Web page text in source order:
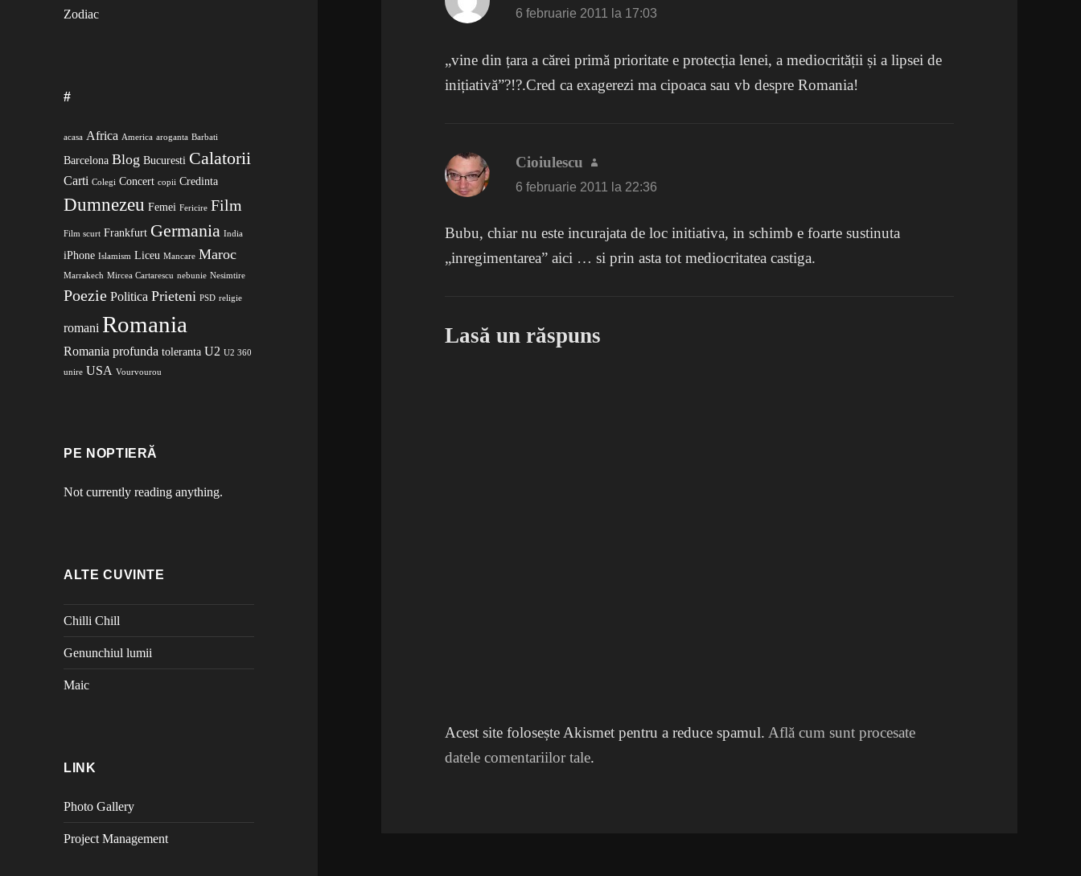
Zodiac
#
acasa Africa America aroganta Barbati
Barcelona Blog Bucuresti Calatorii
Carti Colegi Concert copii Credinta
Dumnezeu Femei Fericire Film
Film scurt Frankfurt Germania India
iPhone Islamism Liceu Mancare Maroc
Marrakech Mircea Cartarescu nebunie Nesimtire
Poezie Politica Prieteni PSD religie
romani Romania
Romania profunda toleranta U2 U2 360
unire USA Vourvourou
PE NOPTIERĂ
Not currently reading anything.
ALTE CUVINTE
Chilli Chill
Genunchiul lumii
Maic
LINK
Photo Gallery
Project Management
6 februarie 2011 la 17:03
„vine din țara a cărei primă prioritate e protecția lenei, a mediocrității și a lipsei de
inițiativă”?!?.Cred ca exagerezi ma cipoaca sau vb despre Romania!
Cioiulescu spune:
6 februarie 2011 la 22:36
Bubu, chiar nu este incurajata de loc initiativa, in schimb e foarte sustinuta
„inregimentarea” aici … si prin asta tot mediocritatea castiga.
Lasă un răspuns
Acest site folosește Akismet pentru a reduce spamul. Află cum sunt procesate
datele comentariilor tale.